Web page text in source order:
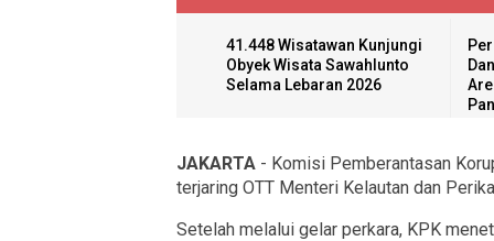
41.448 Wisatawan Kunjungi
Obyek Wisata Sawahlunto
Selama Lebaran 2026
JAKARTA - Komisi Pemberantasan
terjaring OTT Menteri Kelautan dan
Setelah melalui gelar perkara, KPK